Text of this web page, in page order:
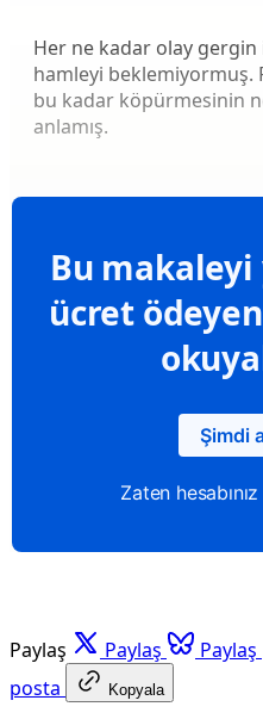
Her ne kadar olay
hamleyi beklemiyormuş.
bu kadar köpürmesinin
anlamış.
Bu makaleyi
ücret
Şimdi
Zaten
Paylaş Paylaş Paylaş
posta
Kopyala